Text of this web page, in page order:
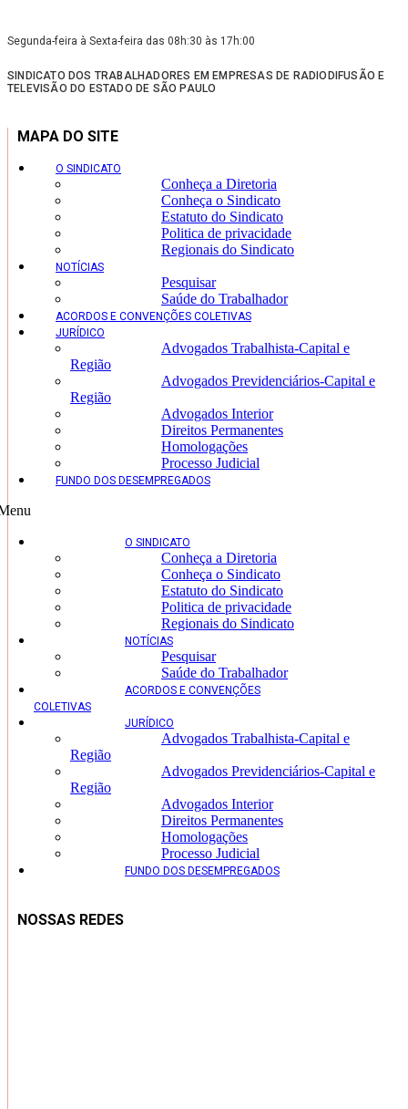
Segunda-feira à Sexta-feira das 08h:30 às 17h:00
SINDICATO DOS TRABALHADORES EM EMPRESAS DE RADIODIFUSÃO E
TELEVISÃO DO ESTADO DE SÃO PAULO
MAPA DO SITE
O SINDICATO
Conheça a Diretoria
Conheça o Sindicato
Estatuto do Sindicato
Politica de privacidade
Regionais do Sindicato
NOTÍCIAS
Pesquisar
Saúde do Trabalhador
ACORDOS E CONVENÇÕES COLETIVAS
JURÍDICO
Advogados Trabalhista-Capital e
Região
Advogados Previdenciários-Capital e
Região
Advogados Interior
Direitos Permanentes
Homologações
Processo Judicial
FUNDO DOS DESEMPREGADOS
O SINDICATO
Conheça a Diretoria
Conheça o Sindicato
Estatuto do Sindicato
Politica de privacidade
Regionais do Sindicato
NOTÍCIAS
Pesquisar
Saúde do Trabalhador
ACORDOS E CONVENÇÕES
COLETIVAS
JURÍDICO
Advogados Trabalhista-Capital e
Região
Advogados Previdenciários-Capital e
Região
Advogados Interior
Direitos Permanentes
Homologações
Processo Judicial
FUNDO DOS DESEMPREGADOS
NOSSAS REDES